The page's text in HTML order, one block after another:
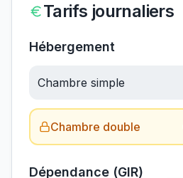
Tarifs journaliers
Hébergement
Chambre simple
Chambre double
Dépendance (GIR)